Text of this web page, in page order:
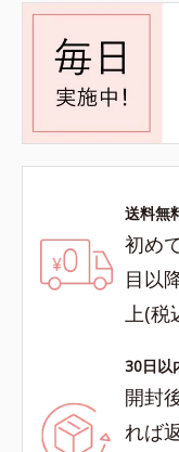
送料無
初め
目以
上(税
30日以
開封
れば